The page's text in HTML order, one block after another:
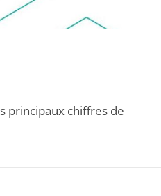
principaux chiffres de